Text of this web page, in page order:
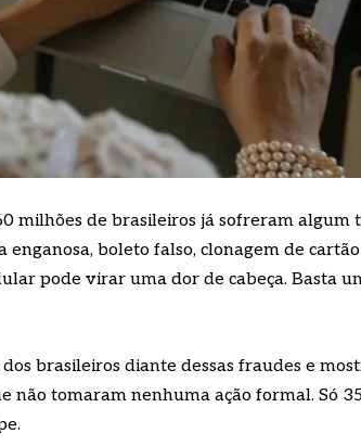
milhões de brasileiros já sofreram algum
boleto falso, clonagem de
pode virar uma dor de cabeça. Basta
brasileiros diante dessas fraudes e
não tomaram nenhuma ação formal. Só